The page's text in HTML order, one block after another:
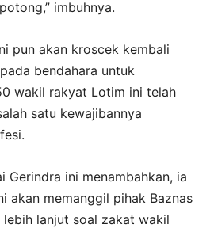
imbuhnya.
pun akan kroscek kembali
bendahara untuk
wakil rakyat Lotim ini telah
satu kewajibannya
Gerindra ini menambahkan, ia
akan memanggil pihak Baznas
lanjut soal zakat wakil